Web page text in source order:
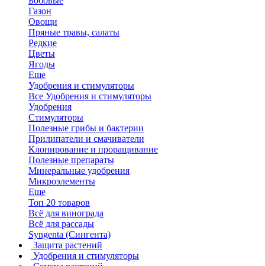
Газон
Овощи
Пряные травы, салаты
Редкие
Цветы
Ягоды
Еще
Удобрения и стимуляторы
Все Удобрения и стимуляторы
Удобрения
Стимуляторы
Полезные грибы и бактерии
Прилипатели и смачиватели
Клонирование и проращивание
Полезные препараты
Минеральные удобрения
Микроэлементы
Еще
Топ 20 товаров
Всё для винограда
Всё для рассады
Syngenta (Сингента)
Защита растений
Удобрения и стимуляторы